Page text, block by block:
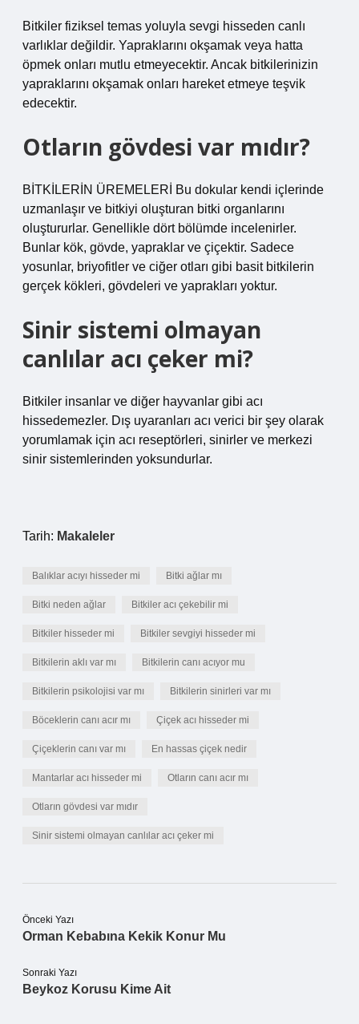
Bitkiler fiziksel temas yoluyla sevgi hisseden canlı
varlıklar değildir. Yapraklarını okşamak veya hatta
öpmek onları mutlu etmeyecektir. Ancak bitkilerinizin
yapraklarını okşamak onları hareket etmeye teşvik
edecektir.
Otların gövdesi var mıdır?
BİTKİLERİN ÜREMELERİ Bu dokular kendi içlerinde
uzmanlaşır ve bitkiyi oluşturan bitki organlarını
oluştururlar. Genellikle dört bölümde incelenirler.
Bunlar kök, gövde, yapraklar ve çiçektir. Sadece
yosunlar, briyofitler ve ciğer otları gibi basit bitkilerin
gerçek kökleri, gövdeleri ve yaprakları yoktur.
Sinir sistemi olmayan
canlılar acı çeker mi?
Bitkiler insanlar ve diğer hayvanlar gibi acı
hissedemezler. Dış uyaranları acı verici bir şey olarak
yorumlamak için acı reseptörleri, sinirler ve merkezi
sinir sistemlerinden yoksundurlar.
Tarih: Makaleler
Balıklar acıyı hisseder mi Bitki ağlar mı
Bitki neden ağlar Bitkiler acı çekebilir mi
Bitkiler hisseder mi Bitkiler sevgiyi hisseder mi
Bitkilerin aklı var mı Bitkilerin canı acıyor mu
Bitkilerin psikolojisi var mı Bitkilerin sinirleri var mı
Böceklerin canı acır mı Çiçek acı hisseder mi
Çiçeklerin canı var mı En hassas çiçek nedir
Mantarlar acı hisseder mi Otların canı acır mı
Otların gövdesi var mıdır
Sinir sistemi olmayan canlılar acı çeker mi
Önceki Yazı
Orman Kebabına Kekik Konur Mu
Sonraki Yazı
Beykoz Korusu Kime Ait